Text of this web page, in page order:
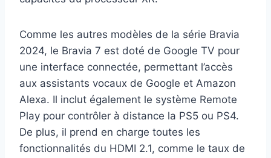
Comme les autres modèles de la série Bravia
2024, le Bravia 7 est doté de Google TV pour
une interface connectée, permettant l’accès
aux assistants vocaux de Google et Amazon
Alexa. Il inclut également le système Remote
Play pour contrôler à distance la PS5 ou PS4.
De plus, il prend en charge toutes les
fonctionnalités du HDMI 2.1, comme le taux de